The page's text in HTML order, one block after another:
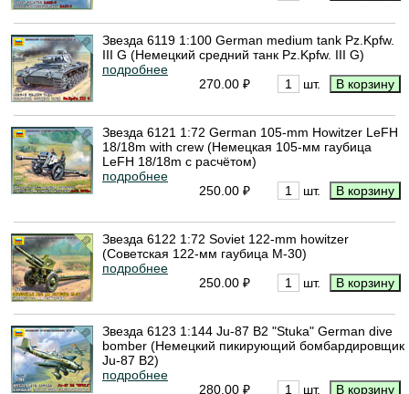
Звезда 6119 1:100 German medium tank Pz.Kpfw.
III G (Немецкий средний танк Pz.Kpfw. III G)
подробнее
270.00 ₽
шт.
Звезда 6121 1:72 German 105-mm Howitzer LeFH
18/18m with crew (Немецкая 105-мм гаубица
LeFH 18/18m с расчётом)
подробнее
250.00 ₽
шт.
Звезда 6122 1:72 Soviet 122-mm howitzer
(Советская 122-мм гаубица М-30)
подробнее
250.00 ₽
шт.
Звезда 6123 1:144 Ju-87 B2 "Stuka" German dive
bomber (Немецкий пикирующий бомбардировщик
Ju-87 B2)
подробнее
280.00 ₽
шт.